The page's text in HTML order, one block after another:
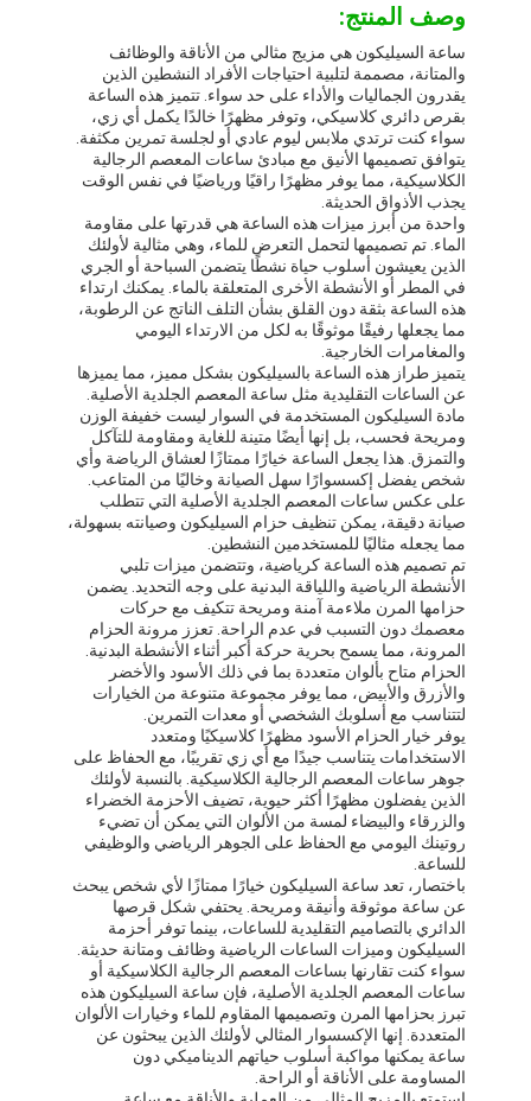
وصف المنتج:
ساعة السيليكون هي مزيج مثالي من الأناقة والوظائف
والمتانة، مصممة لتلبية احتياجات الأفراد النشطين الذين
يقدرون الجماليات والأداء على حد سواء. تتميز هذه الساعة
بقرص دائري كلاسيكي، وتوفر مظهرًا خالدًا يكمل أي زي،
سواء كنت ترتدي ملابس ليوم عادي أو لجلسة تمرين مكثفة.
يتوافق تصميمها الأنيق مع مبادئ ساعات المعصم الرجالية
الكلاسيكية، مما يوفر مظهرًا راقيًا ورياضيًا في نفس الوقت
يجذب الأذواق الحديثة.
واحدة من أبرز ميزات هذه الساعة هي قدرتها على مقاومة
الماء. تم تصميمها لتحمل التعرض للماء، وهي مثالية لأولئك
الذين يعيشون أسلوب حياة نشطًا يتضمن السباحة أو الجري
في المطر أو الأنشطة الأخرى المتعلقة بالماء. يمكنك ارتداء
هذه الساعة بثقة دون القلق بشأن التلف الناتج عن الرطوبة،
مما يجعلها رفيقًا موثوقًا به لكل من الارتداء اليومي
والمغامرات الخارجية.
يتميز طراز هذه الساعة بالسيليكون بشكل مميز، مما يميزها
عن الساعات التقليدية مثل ساعة المعصم الجلدية الأصلية.
مادة السيليكون المستخدمة في السوار ليست خفيفة الوزن
ومريحة فحسب، بل إنها أيضًا متينة للغاية ومقاومة للتآكل
والتمزق. هذا يجعل الساعة خيارًا ممتازًا لعشاق الرياضة وأي
شخص يفضل إكسسوارًا سهل الصيانة وخاليًا من المتاعب.
على عكس ساعات المعصم الجلدية الأصلية التي تتطلب
صيانة دقيقة، يمكن تنظيف حزام السيليكون وصيانته بسهولة،
مما يجعله مثاليًا للمستخدمين النشطين.
تم تصميم هذه الساعة كرياضية، وتتضمن ميزات تلبي
الأنشطة الرياضية واللياقة البدنية على وجه التحديد. يضمن
حزامها المرن ملاءمة آمنة ومريحة تتكيف مع حركات
معصمك دون التسبب في عدم الراحة. تعزز مرونة الحزام
المرونة، مما يسمح بحرية حركة أكبر أثناء الأنشطة البدنية.
الحزام متاح بألوان متعددة بما في ذلك الأسود والأخضر
والأزرق والأبيض، مما يوفر مجموعة متنوعة من الخيارات
لتتناسب مع أسلوبك الشخصي أو معدات التمرين.
يوفر خيار الحزام الأسود مظهرًا كلاسيكيًا ومتعدد
الاستخدامات يتناسب جيدًا مع أي زي تقريبًا، مع الحفاظ على
جوهر ساعات المعصم الرجالية الكلاسيكية. بالنسبة لأولئك
الذين يفضلون مظهرًا أكثر حيوية، تضيف الأحزمة الخضراء
والزرقاء والبيضاء لمسة من الألوان التي يمكن أن تضيء
روتينك اليومي مع الحفاظ على الجوهر الرياضي والوظيفي
للساعة.
باختصار، تعد ساعة السيليكون خيارًا ممتازًا لأي شخص يبحث
عن ساعة موثوقة وأنيقة ومريحة. يحتفي شكل قرصها
الدائري بالتصاميم التقليدية للساعات، بينما توفر أحزمة
السيليكون وميزات الساعات الرياضية وظائف ومتانة حديثة.
سواء كنت تقارنها بساعات المعصم الرجالية الكلاسيكية أو
ساعات المعصم الجلدية الأصلية، فإن ساعة السيليكون هذه
تبرز بحزامها المرن وتصميمها المقاوم للماء وخيارات الألوان
المتعددة. إنها الإكسسوار المثالي لأولئك الذين يبحثون عن
ساعة يمكنها مواكبة أسلوب حياتهم الديناميكي دون
المساومة على الأناقة أو الراحة.